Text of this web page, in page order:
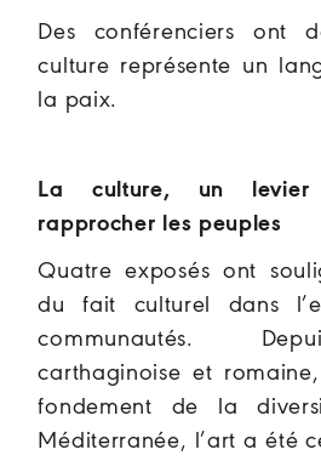
Des conférenciers ont
culture représente un
la paix.
La culture, un levier
rapprocher les peuples
Quatre exposés ont
du fait culturel dans
communautés.
carthaginoise et
fondement de la
Méditerranée, l’art a été